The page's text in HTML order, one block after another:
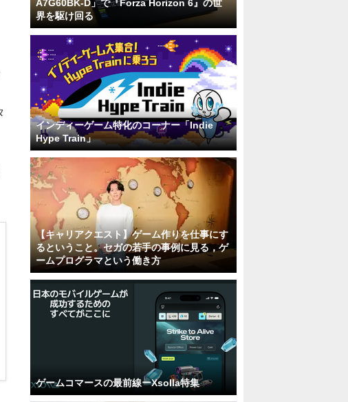
A7G60BK-D」で『Forza Horizon 6』の世
界を駆け回る
インディーゲーム特化のコーナー「Indie
Hype Train」
【キャリアクエスト】ゲーム作りを仕事にす
るということ。セガの若手の事例に見る，ゲ
ームプログラマという働き方
ゲームコマースの最前線ーXsolla特集